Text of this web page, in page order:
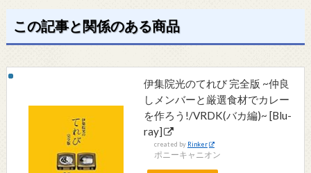
この記事と関係のある商品
伊集院光のてれび 完全版 ~仲良
しメンバーと厳選食材でカレー
を作ろう!/VRDK(バカ編)~ [Blu-
ray]
created by Rinker
ポニーキャニオン